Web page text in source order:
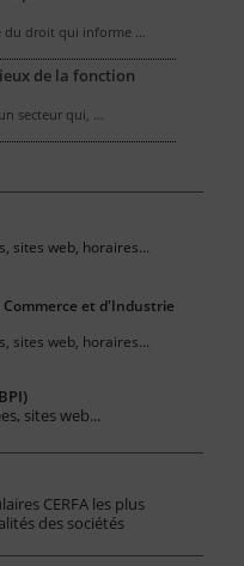
du droit qui informe …
de la fonction
secteur qui, …
sites web, horaires...
et d'Industrie
sites web, horaires...
sites web...
CERFA les plus
des sociétés